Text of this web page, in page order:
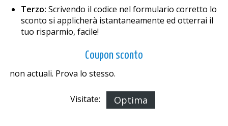
Terzo: Scrivendo il codice nel formulario corretto lo
sconto si applicherà istantaneamente ed otterrai il
tuo risparmio, facile!
Coupon sconto
non actuali. Prova lo stesso.
Visitate: Optima